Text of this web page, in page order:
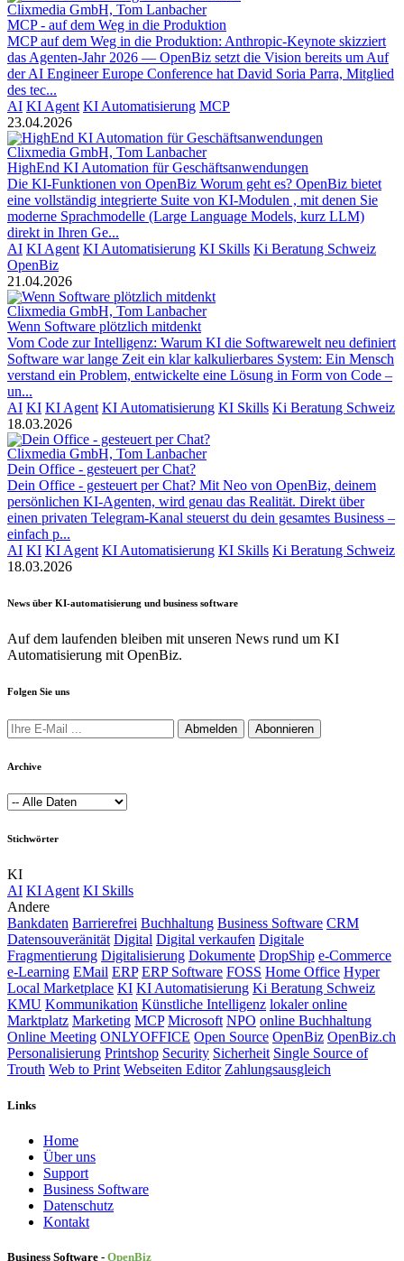
Clixmedia GmbH, Tom Lanbacher
MCP - auf dem Weg in die Produktion
MCP auf dem Weg in die Produktion: Anthropic-Keynote skizziert
das Agenten-Jahr 2026 — OpenBiz setzt die Vision bereits um Auf
der AI Engineer Europe Conference hat David Soria Parra, Mitglied
des tec...
AI KI Agent KI Automatisierung MCP
23.04.2026
Clixmedia GmbH, Tom Lanbacher
HighEnd KI Automation für Geschäftsanwendungen
Die KI-Funktionen von OpenBiz Worum geht es? OpenBiz bietet
eine vollständig integrierte Suite von KI-Modulen , mit denen Sie
moderne Sprachmodelle (Large Language Models, kurz LLM)
direkt in Ihren Ge...
AI KI Agent KI Automatisierung KI Skills Ki Beratung Schweiz
OpenBiz
21.04.2026
Clixmedia GmbH, Tom Lanbacher
Wenn Software plötzlich mitdenkt
Vom Code zur Intelligenz: Warum KI die Softwarewelt neu definiert
Software war lange Zeit ein klar kalkulierbares System: Ein Mensch
verstand ein Problem, entwickelte eine Lösung in Form von Code –
un...
AI KI KI Agent KI Automatisierung KI Skills Ki Beratung Schweiz
18.03.2026
Clixmedia GmbH, Tom Lanbacher
Dein Office - gesteuert per Chat?
Dein Office - gesteuert per Chat? Mit Neo von OpenBiz, deinem
persönlichen KI-Agenten, wird genau das Realität. Direkt über
einen privaten Telegram-Kanal steuerst du dein gesamtes Business –
einfach p...
AI KI KI Agent KI Automatisierung KI Skills Ki Beratung Schweiz
18.03.2026
News über KI-automatisierung und business software
Auf dem laufenden bleiben mit unseren News rund um KI
Automatisierung mit OpenBiz.
Folgen Sie uns
Abmelden Abonnieren
Archive
Stichwörter
KI
AI KI Agent KI Skills
Andere
Bankdaten Barrierefrei Buchhaltung Business Software CRM
Datensouveränität Digital Digital verkaufen Digitale
Fragmentierung Digitalisierung Dokumente DropShip e-Commerce
e-Learning EMail ERP ERP Software FOSS Home Office Hyper
Local Marketplace KI KI Automatisierung Ki Beratung Schweiz
KMU Kommunikation Künstliche Intelligenz lokaler online
Marktplatz Marketing MCP Microsoft NPO online Buchhaltung
Online Meeting ONLYOFFICE Open Source OpenBiz OpenBiz.ch
Personalisierung Printshop Security Sicherheit Single Source of
Trouth Web to Print Webseiten Editor Zahlungsausgleich
Links
Home
Über uns
Sup​port
Business Software
Datenschutz
Kontakt
Business Software - OpenBiz